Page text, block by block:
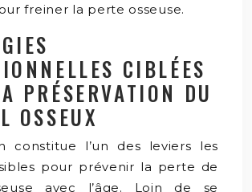
freiner la perte osseuse.
CIBLÉES
PRÉSERVATION DU
OSSEUX
constitue l’un des leviers les
pour prévenir la perte de
avec l’âge. Loin de se